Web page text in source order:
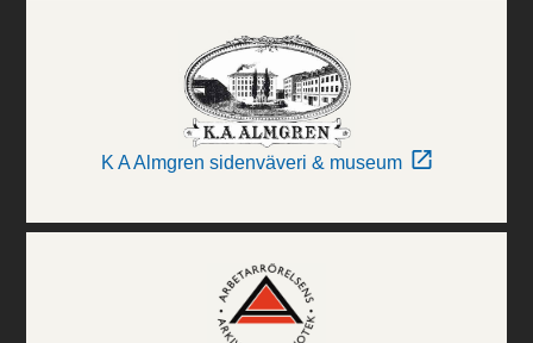
K A Almgren sidenväveri & museum